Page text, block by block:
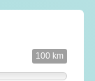
100 km